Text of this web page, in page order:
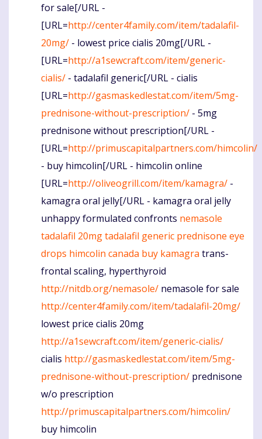
for sale[/URL -
[URL=http://center4family.com/item/tadalafil-
20mg/ - lowest price cialis 20mg[/URL -
[URL=http://a1sewcraft.com/item/generic-
cialis/ - tadalafil generic[/URL - cialis
[URL=http://gasmaskedlestat.com/item/5mg-
prednisone-without-prescription/ - 5mg
prednisone without prescription[/URL -
[URL=http://primuscapitalpartners.com/himcolin/
- buy himcolin[/URL - himcolin online
[URL=http://oliveogrill.com/item/kamagra/ -
kamagra oral jelly[/URL - kamagra oral jelly
unhappy formulated confronts nemasole
tadalafil 20mgtadalafil generic prednisone eye
drops himcolin canada buy kamagra trans-
frontal scaling, hyperthyroid
http://nitdb.org/nemasole/ nemasole for sale
http://center4family.com/item/tadalafil-20mg/
lowest price cialis 20mg
http://a1sewcraft.com/item/generic-cialis/
cialis http://gasmaskedlestat.com/item/5mg-
prednisone-without-prescription/ prednisone
w/o prescription
http://primuscapitalpartners.com/himcolin/
buy himcolin